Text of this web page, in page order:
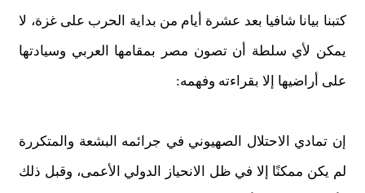
كتبنا بيانا شافيا بعد عشرة أيام من بداية الحرب على غزة، لا
يمكن لأي سلطة أن تصون مصر بمقامها العربي وسيادتها
على أراضيها إلا بقراءته وفهمه:
إن تمادي الاحتلال الصهيوني في جرائمه البشعة والمتكررة
لم يكن ممكنًا إلا في ظل الانحياز الدولي الأعمى، وقبل ذلك